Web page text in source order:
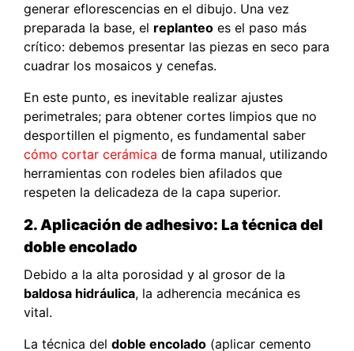
generar eflorescencias en el dibujo. Una vez
preparada la base, el replanteo es el paso más
crítico: debemos presentar las piezas en seco para
cuadrar los mosaicos y cenefas.
En este punto, es inevitable realizar ajustes
perimetrales; para obtener cortes limpios que no
desportillen el pigmento, es fundamental saber
cómo cortar cerámica de forma manual, utilizando
herramientas con rodeles bien afilados que
respeten la delicadeza de la capa superior.
2. Aplicación de adhesivo: La técnica del
doble encolado
Debido a la alta porosidad y al grosor de la
baldosa hidráulica, la adherencia mecánica es
vital.
La técnica del doble encolado (aplicar cemento